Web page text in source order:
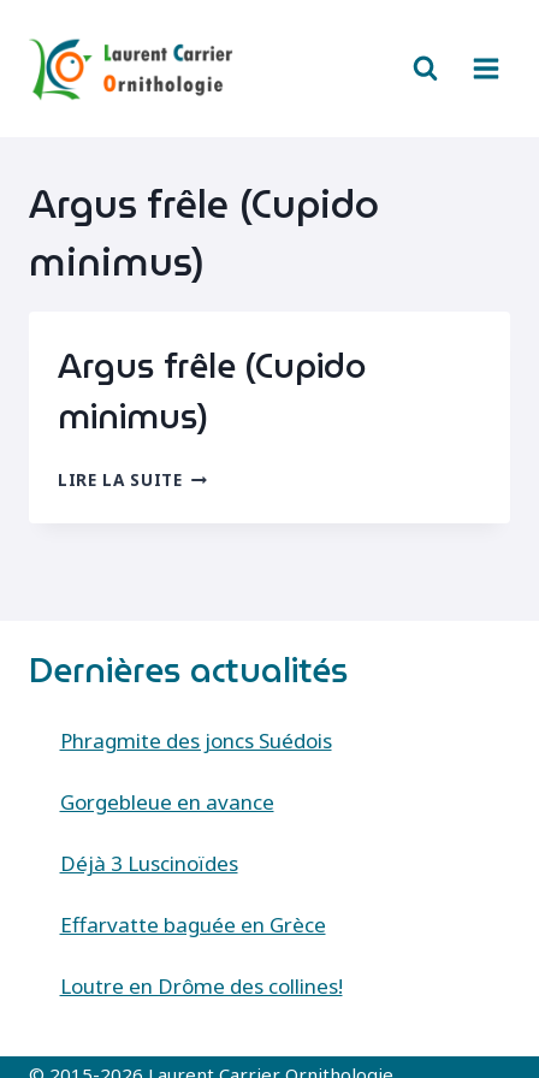
contenu
Argus frêle (Cupido
minimus)
Argus frêle (Cupido
minimus)
LIRE LA SUITEARGUS
Dernières actualités
Phragmite des joncs Suédois
Gorgebleue en avance
Déjà 3 Luscinoïdes
Effarvatte baguée en Grèce
Loutre en Drôme des collines!